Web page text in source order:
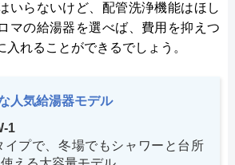
いらないけど、配管洗浄機能はほし
マの給湯器を選べば、費用を抑えつ
れることができるでしょう。
人気給湯器モデル
1
イプで、冬場でもシャワーと台所